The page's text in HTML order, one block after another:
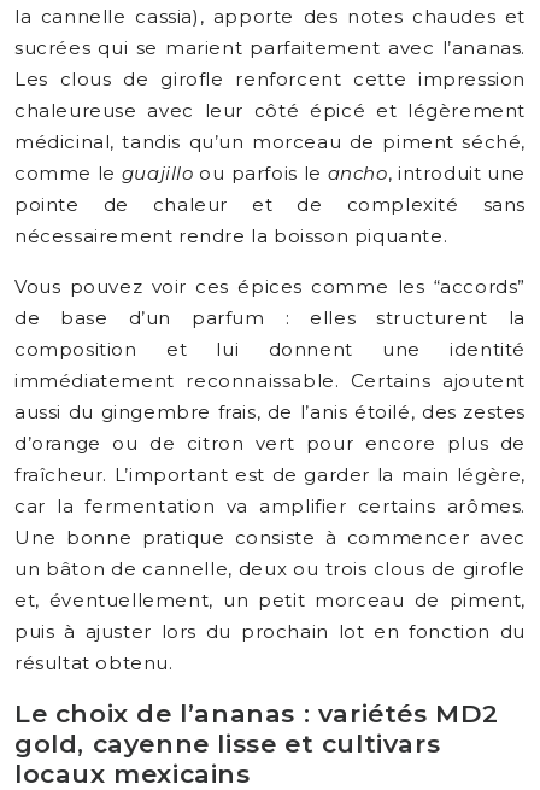
la cannelle cassia), apporte des notes chaudes et
sucrées qui se marient parfaitement avec l’ananas.
Les clous de girofle renforcent cette impression
chaleureuse avec leur côté épicé et légèrement
médicinal, tandis qu’un morceau de piment séché,
comme le guajillo ou parfois le ancho, introduit une
pointe de chaleur et de complexité sans
nécessairement rendre la boisson piquante.
Vous pouvez voir ces épices comme les “accords”
de base d’un parfum : elles structurent la
composition et lui donnent une identité
immédiatement reconnaissable. Certains ajoutent
aussi du gingembre frais, de l’anis étoilé, des zestes
d’orange ou de citron vert pour encore plus de
fraîcheur. L’important est de garder la main légère,
car la fermentation va amplifier certains arômes.
Une bonne pratique consiste à commencer avec
un bâton de cannelle, deux ou trois clous de girofle
et, éventuellement, un petit morceau de piment,
puis à ajuster lors du prochain lot en fonction du
résultat obtenu.
Le choix de l’ananas : variétés MD2
gold, cayenne lisse et cultivars
locaux mexicains